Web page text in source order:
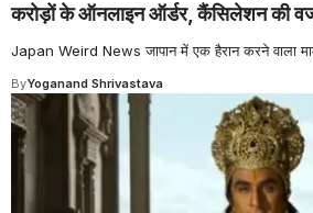
करोड़ों के ऑनलाइन ऑर्डर, कैंसिलेशन की
Japan Weird News जापान में एक हैरान करने वाला
ByYoganand Shrivastava